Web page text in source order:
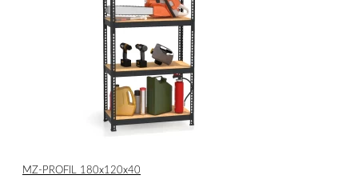
МZ-PROFIL 180х120х40